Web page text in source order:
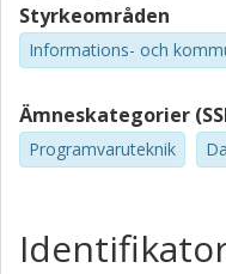
Styrkeområden
Informations- och
Ämneskategorier
Programvaruteknik